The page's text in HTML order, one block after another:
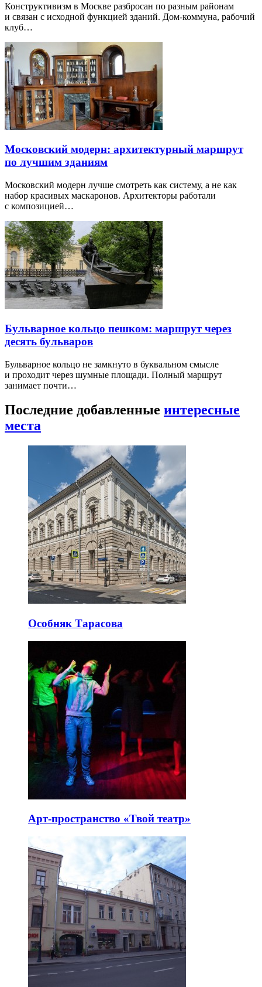
Конструктивизм в Москве разбросан по разным районам
и связан с исходной функцией зданий. Дом-коммуна, рабочий
клуб…
Московский модерн: архитектурный маршрут
по лучшим зданиям
Московский модерн лучше смотреть как систему, а не как
набор красивых маскаронов. Архитекторы работали
с композицией…
Бульварное кольцо пешком: маршрут через
десять бульваров
Бульварное кольцо не замкнуто в буквальном смысле
и проходит через шумные площади. Полный маршрут
занимает почти…
Последние добавленные интересные
места
Особняк Тарасова
Арт-пространство «Твой театр»